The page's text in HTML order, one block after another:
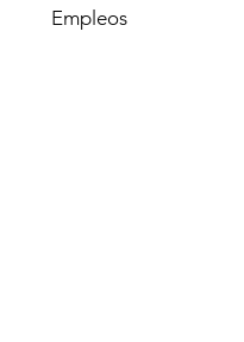
Empleos